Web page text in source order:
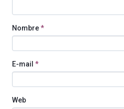
Nombre*
E-mail *
Web